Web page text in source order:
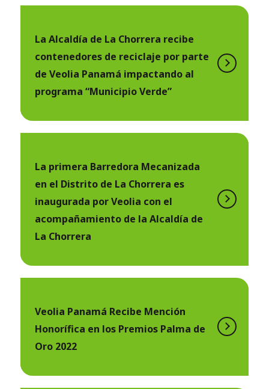
La Alcaldía de La Chorrera recibe
contenedores de reciclaje por parte
de Veolia Panamá impactando al
programa “Municipio Verde”
La primera Barredora Mecanizada
en el Distrito de La Chorrera es
inaugurada por Veolia con el
acompañamiento de la Alcaldía de
La Chorrera
Veolia Panamá Recibe Mención
Honorífica en los Premios Palma de
Oro 2022